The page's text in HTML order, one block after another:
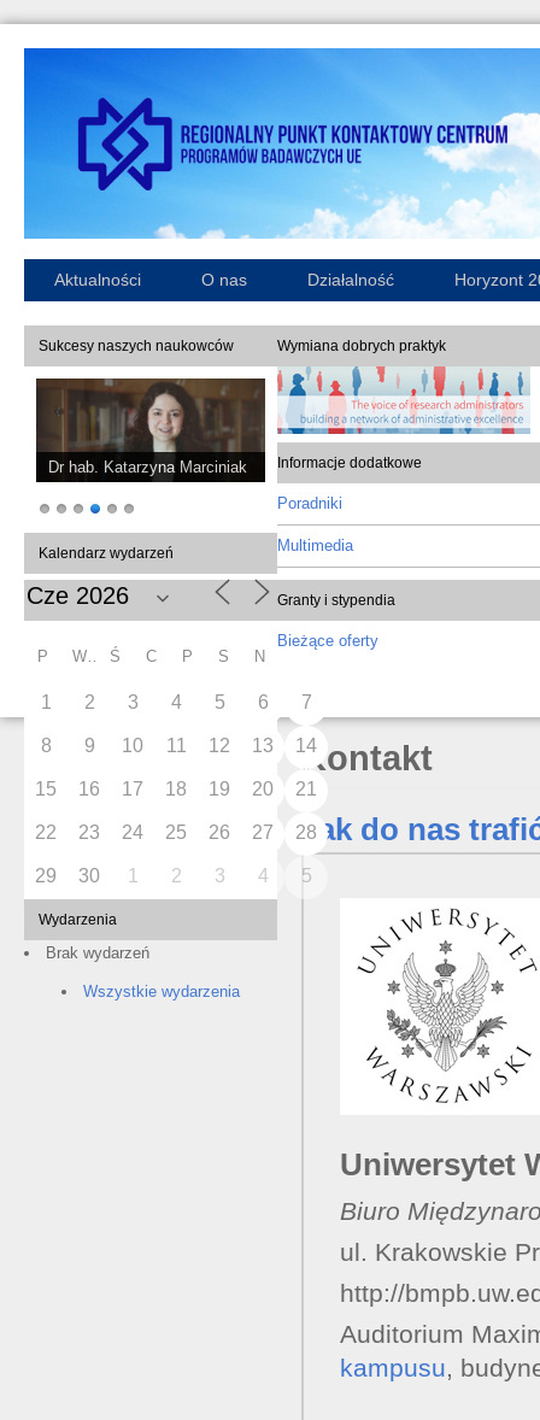
Aktualności O nas Działalność Horyzont
Sukcesy naszych naukowców
Dr hab. Katarzyna Marciniak
Kalendarz wydarzeń
P Ś C P S N
1 2 3 4 5 6 7
8 9 10 11 12 13 14
15 16 17 18 19 20 21
22 23 24 25 26 27 28
29 30 1 2 3 4 5
Wydarzenia
Brak wydarzeń
Wszystkie wydarzenia
Wymiana dobrych praktyk
Informacje dodatkowe
Poradniki
Multimedia
Granty i stypendia
Bieżące oferty
Kontakt
Jak do nas
Uniwersytet
Biuro
ul. Krakowskie
http://
Auditorium
kampusu ,